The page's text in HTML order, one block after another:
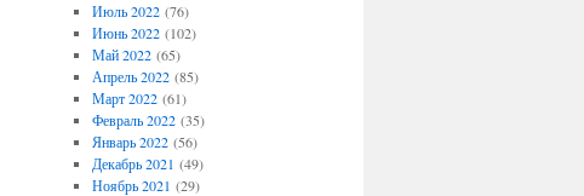
Июль 2022(76)
Июнь 2022(102)
Май 2022(65)
Апрель 2022(85)
Март 2022(61)
Февраль 2022(35)
Январь 2022(56)
Декабрь 2021 (49)
Ноябрь 2021 (29)